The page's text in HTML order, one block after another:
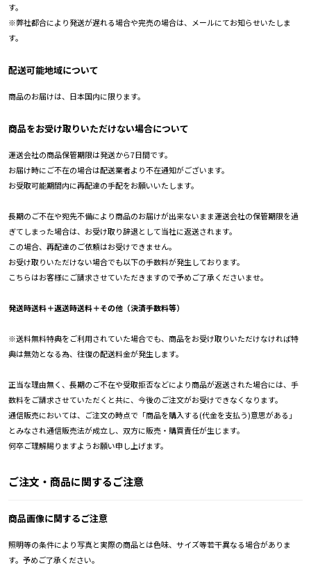
す。
※弊社都合により発送が遅れる場合や完売の場合は、メールにてお知らせいたしま
す。
配送可能地域について
商品のお届けは、日本国内に限ります。
商品をお受け取りいただけない場合について
運送会社の商品保管期限は発送から7日間です。
お届け時にご不在の場合は配送業者より不在通知がございます。
お受取可能期間内に再配達の手配をお願いいたします。
長期のご不在や宛先不備により商品のお届けが出来ないまま運送会社の保管期限を過
ぎてしまった場合は、お受け取り辞退として当社に返送されます。
この場合、再配達のご依頼はお受けできません。
お受け取りいただけない場合でも以下の手数料が発生しております。
こちらはお客様にご請求させていただきますので予めご了承くださいませ。
発送時送料＋返送時送料＋その他（決済手数料等）
※送料無料特典をご利用されていた場合でも、商品をお受け取りいただけなければ特
典は無効となる為、往復の配送料金が発生します。
正当な理由無く、長期のご不在や受取拒否などにより商品が返送された場合には、手
数料をご請求させていただくと共に、今後のご注文がお受けできなくなります。
通信販売においては、ご注文の時点で「商品を購入する(代金を支払う)意思がある」
とみなされ通信販売法が成立し、双方に販売・購買責任が生じます。
何卒ご理解賜りますようお願い申し上げます。
ご注文・商品に関するご注意
商品画像に関するご注意
照明等の条件により写真と実際の商品とは色味、サイズ等若干異なる場合がありま
す。予めご了承ください。